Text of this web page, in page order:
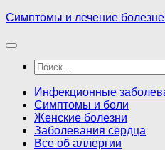
Перейти
содержимому
Симптомы и лечение
Найти:
Инфекционные
Симптомы и боли
Женские болезни
Заболевания сердца
Все об аллергии